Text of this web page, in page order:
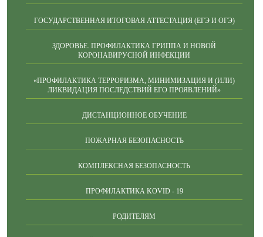
ГОСУДАРСТВЕННАЯ ИТОГОВАЯ АТТЕСТАЦИЯ (ЕГЭ И ОГЭ)
ЗДОРОВЬЕ. ПРОФИЛАКТИКА ГРИППА И НОВОЙ
КОРОНАВИРУСНОЙ ИНФЕКЦИИ
«ПРОФИЛАКТИКА ТЕРРОРИЗМА, МИНИМИЗАЦИЯ И (ИЛИ)
ЛИКВИДАЦИЯ ПОСЛЕДСТВИЙ ЕГО ПРОЯВЛЕНИЙ»
ДИСТАНЦИОННОЕ ОБУЧЕНИЕ
ПОЖАРНАЯ БЕЗОПАСНОСТЬ
КОМПЛЕКСНАЯ БЕЗОПАСНОСТЬ
ПРОФИЛАКТИКА KOVID - 19
РОДИТЕЛЯМ